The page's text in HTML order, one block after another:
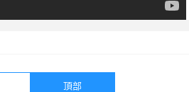
頂部